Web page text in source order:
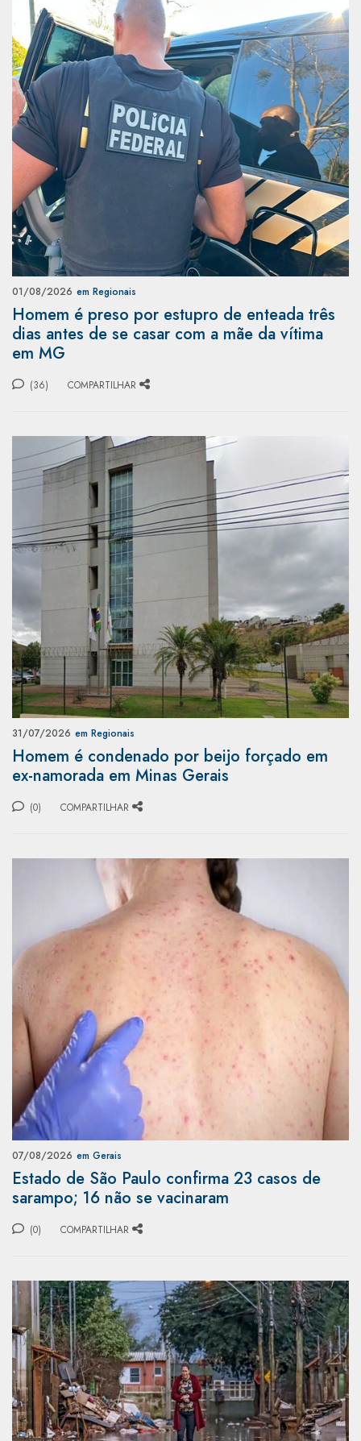
01/08/2026 em Regionais
Homem é preso por estupro de enteada três
dias antes de se casar com a mãe da vítima
em MG
(36) COMPARTILHAR
31/07/2026 em Regionais
Homem é condenado por beijo forçado em
ex-namorada em Minas Gerais
(0) COMPARTILHAR
07/08/2026 em Gerais
Estado de São Paulo confirma 23 casos de
sarampo; 16 não se vacinaram
(0) COMPARTILHAR